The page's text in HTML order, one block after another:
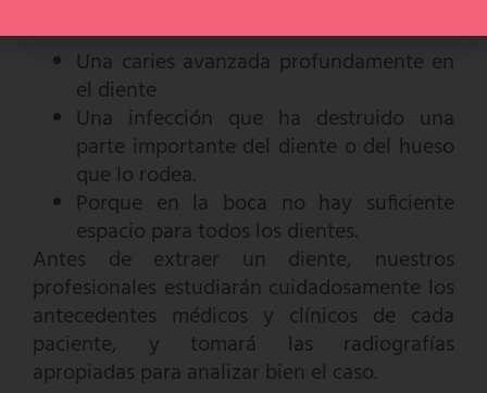
Una caries avanzada profundamente en
el diente
Una infección que ha destruido una
parte importante del diente o del hueso
que lo rodea.
Porque en la boca no hay suficiente
espacio para todos los dientes.
Antes de extraer un diente, nuestros
profesionales estudiarán cuidadosamente los
antecedentes médicos y clínicos de cada
paciente, y tomará las radiografías
apropiadas para analizar bien el caso.